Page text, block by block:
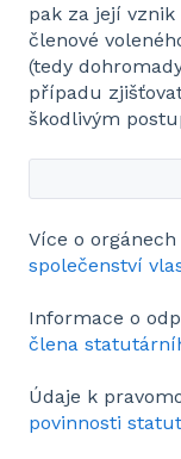
pak za její vznik
členové
(tedy
případu
škodlivým
Více o
společenství
Informace o
člena
Údaje k
povinnosti